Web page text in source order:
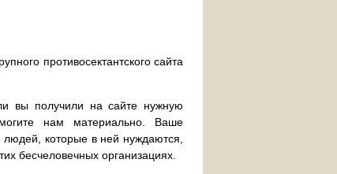
противосектантского сайта
вы получили на сайте нужную
нам материально. Ваше
которые в ней нуждаются,
бесчеловечных организациях.